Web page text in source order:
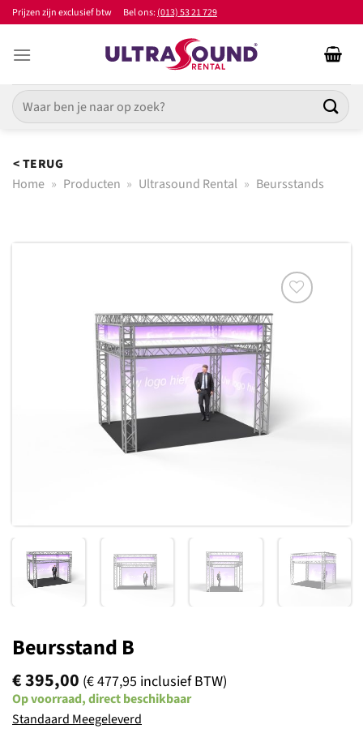
Ga
naar
inhoud
Prijzen zijn exclusief btw Bel ons:(013) 53 21 729
Zoeken
naar:
< TERUG
Home » Producten » Ultrasound Rental » Beursstands
Toevoegen
verlanglijst
Beursstand B
€395,00 (€477,95 inclusief BTW)
Op voorraad, direct beschikbaar
Standaard Meegeleverd